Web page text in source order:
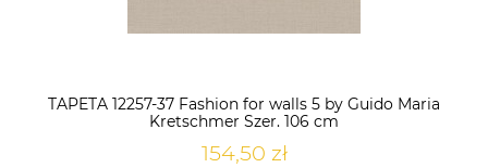
TAPETA 12257-37 Fashion for walls 5 by Guido Maria
Kretschmer Szer. 106 cm
154,50 zł